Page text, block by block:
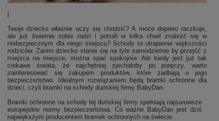
Twoje dziecko właśnie uczy się chodzić? A może dopiero raczkuje,
ale już świetnie sobie radzi i potrafi w kilka chwil znaleźć się w
niebezpiecznym dla niego miejscu? Schody to utrapienie większości
rodziców. Zanim dziecko stanie się na tyle samodzielnie by przejść z
miejsca na miejsce, można spać spokojnie. Ale kiedy jest już tak
ciekawe świata, że najchętniej zjechałoby po poręczy, warto
zainteresować się zakupem produktów, które zadbają o jego
bezpieczeństwo. Idealnym rozwiązaniem będą bramki ochronne dla
dzieci, czyli bramki na schody duńskiej firmy BabyDan.
Bramki ochronne na schody tej duńskiej firmy spełniają najsurowsze
europejskie normy bezpieczeństwa. Co ważne BabyDan jest dziś
największym producentem bramek ochronnych na świecie.